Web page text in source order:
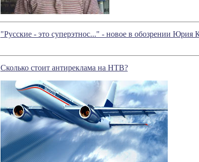
"Русские - это суперэтнос..." - новое в обозрении Юрия
Сколько стоит антиреклама на НТВ?